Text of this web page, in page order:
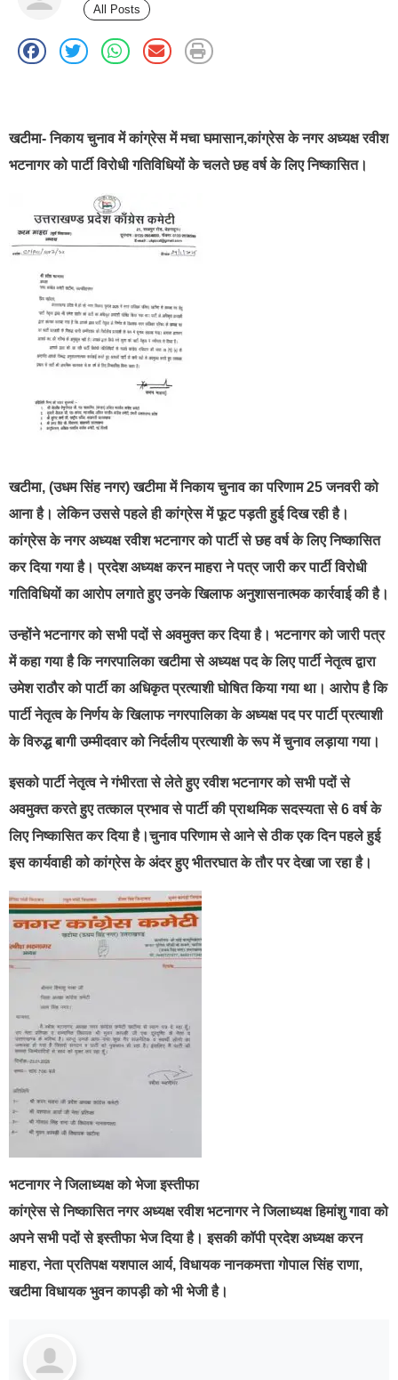
All Posts
खटीमा- निकाय चुनाव में कांग्रेस में मचा घमासान,कांग्रेस के नगर अध्यक्ष रवीश
भटनागर को पार्टी विरोधी गतिविधियों के चलते छह वर्ष के लिए निष्कासित।
खटीमा, (उधम सिंह नगर) खटीमा में निकाय चुनाव का परिणाम 25 जनवरी को
आना है। लेकिन उससे पहले ही कांग्रेस में फूट पड़ती हुई दिख रही है।
कांग्रेस के नगर अध्यक्ष रवीश भटनागर को पार्टी से छह वर्ष के लिए निष्कासित
कर दिया गया है। प्रदेश अध्यक्ष करन माहरा ने पत्र जारी कर पार्टी विरोधी
गतिविधियों का आरोप लगाते हुए उनके खिलाफ अनुशासनात्मक कार्रवाई की है।
उन्होंने भटनागर को सभी पदों से अवमुक्त कर दिया है। भटनागर को जारी पत्र
में कहा गया है कि नगरपालिका खटीमा से अध्यक्ष पद के लिए पार्टी नेतृत्व द्वारा
उमेश राठौर को पार्टी का अधिकृत प्रत्याशी घोषित किया गया था। आरोप है कि
पार्टी नेतृत्व के निर्णय के खिलाफ नगरपालिका के अध्यक्ष पद पर पार्टी प्रत्याशी
के विरुद्ध बागी उम्मीदवार को निर्दलीय प्रत्याशी के रूप में चुनाव लड़ाया गया।
इसको पार्टी नेतृत्व ने गंभीरता से लेते हुए रवीश भटनागर को सभी पदों से
अवमुक्त करते हुए तत्काल प्रभाव से पार्टी की प्राथमिक सदस्यता से 6 वर्ष के
लिए निष्कासित कर दिया है।चुनाव परिणाम से आने से ठीक एक दिन पहले हुई
इस कार्यवाही को कांग्रेस के अंदर हुए भीतरघात के तौर पर देखा जा रहा है।
भटनागर ने जिलाध्यक्ष को भेजा इस्तीफा
कांग्रेस से निष्कासित नगर अध्यक्ष रवीश भटनागर ने जिलाध्यक्ष हिमांशु गावा को
अपने सभी पदों से इस्तीफा भेज दिया है। इसकी कॉपी प्रदेश अध्यक्ष करन
माहरा, नेता प्रतिपक्ष यशपाल आर्य, विधायक नानकमत्ता गोपाल सिंह राणा,
खटीमा विधायक भुवन कापड़ी को भी भेजी है।